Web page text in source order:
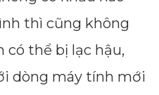
thì cũng không
có thể bị lạc hậu,
dòng máy tính mới